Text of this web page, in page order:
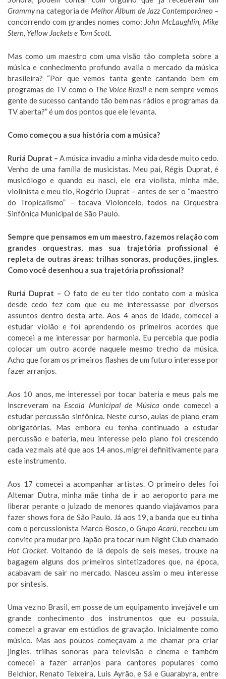
Grammyna categoria de Melhor Álbum de Jazz Contemporâneo –
concorrendo com grandes nomes como: John McLaughlin, Mike
Stern, Yellow Jackets e Tom Scott.
Mas como um maestro com uma visão tão completa sobre a
música e conhecimento profundo avalia o mercado da música
brasileira? “Por que vemos tanta gente cantando bem em
programas de TV como o The Voice Brasil e nem sempre vemos
gente de sucesso cantando tão bem nas rádios e programas da
TV aberta?” é um dos pontos que ele levanta.
Como começou a sua história com a música?
Ruriá Duprat – A música invadiu a minha vida desde muito cedo.
Venho de uma família de musicistas. Meu pai, Régis Duprat, é
musicólogo e quando eu nasci, ele era violista, minha mãe,
violinista e meu tio, Rogério Duprat – antes de ser o “maestro
do Tropicalismo” – tocava Violoncelo, todos na Orquestra
Sinfônica Municipal de São Paulo.
Sempre que pensamos em um maestro, fazemos relação com
grandes orquestras, mas sua trajetória profissional é
repleta de outras áreas: trilhas sonoras, produções, jingles.
Como você desenhou a sua trajetória profissional?
Ruriá Duprat – O fato de eu ter tido contato com a música
desde cedo fez com que eu me interessasse por diversos
assuntos dentro desta arte. Aos 4 anos de idade, comecei a
estudar violão e foi aprendendo os primeiros acordes que
comecei a me interessar por harmonia. Eu percebia que podia
colocar um outro acorde naquele mesmo trecho da música.
Acho que foram os primeiros flashes de um futuro interesse por
fazer arranjos.
Aos 10 anos, me interessei por tocar bateria e meus pais me
inscreveram na Escola Municipal de Música onde comecei a
estudar percussão sinfônica. Neste curso, aulas de piano eram
obrigatórias. Mas embora eu tenha continuado a estudar
percussão e bateria, meu interesse pelo piano foi crescendo
cada vez mais até que aos 14 anos, migrei definitivamente para
este instrumento.
Aos 17 comecei a acompanhar artistas. O primeiro deles foi
Altemar Dutra, minha mãe tinha de ir ao aeroporto para me
liberar perante o juizado de menores quando viajávamos para
fazer shows fora de São Paulo. Já aos 19, a banda que eu tinha
com o percussionista Marco Bosco, o Grupo Acarú, recebeu um
convite pra mudar pro Japão pra tocar num Night Club chamado
Hot Crocket. Voltando de lá depois de seis meses, trouxe na
bagagem alguns dos primeiros sintetizadores que, na época,
acabavam de sair no mercado. Nasceu assim o meu interesse
por sintesis.
Uma vez no Brasil, em posse de um equipamento invejável e um
grande conhecimento dos instrumentos que eu possuía,
comecei a gravar em estúdios de gravação. Inicialmente como
músico. Mas aos poucos começavam a me chamar pra criar
jingles, trilhas sonoras para televisão e cinema e também
comecei a fazer arranjos para cantores populares como
Belchior, Renato Teixeira, Luis Ayrão, e Sá e Guarabyra, entre